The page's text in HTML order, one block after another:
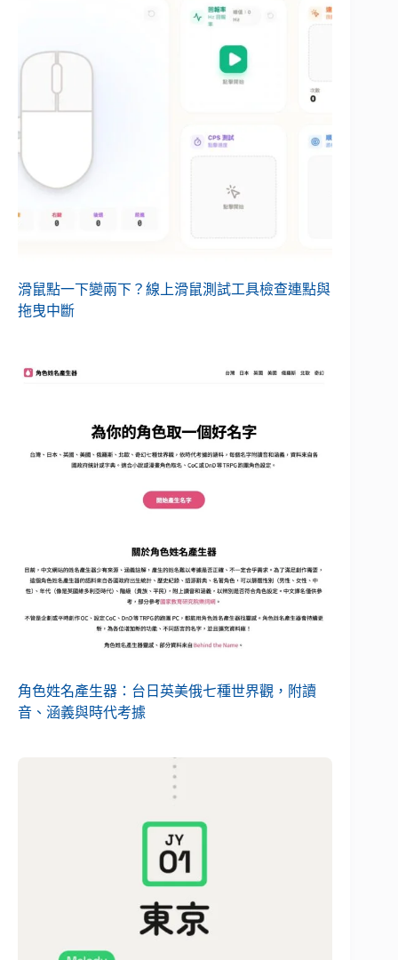
滑鼠點一下變兩下？線上滑鼠測試工具檢查連點與
拖曳中斷
角色姓名產生器：台日英美俄七種世界觀，附讀
音、涵義與時代考據